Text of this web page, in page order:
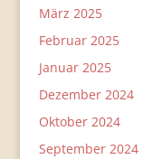
März 2025
Februar 2025
Januar 2025
Dezember 2024
Oktober 2024
September 2024